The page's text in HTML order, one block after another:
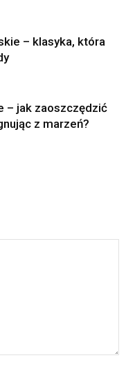
– klasyka, która
– jak zaoszczędzić
z marzeń?